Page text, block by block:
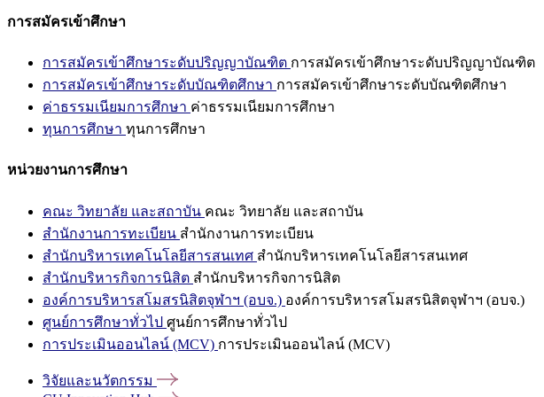
การสมัครเข้าศึกษา
การสมัครเข้าศึกษาระดับปริญญาบัณฑิต การสมัครเข้าศึกษาระดับปริญญาบัณฑิต
การสมัครเข้าศึกษาระดับบัณฑิตศึกษา การสมัครเข้าศึกษาระดับบัณฑิตศึกษา
ค่าธรรมเนียมการศึกษา ค่าธรรมเนียมการศึกษา
ทุนการศึกษา ทุนการศึกษา
หน่วยงานการศึกษา
คณะ วิทยาลัย และสถาบัน คณะ วิทยาลัย และสถาบัน
สำนักงานการทะเบียน สำนักงานการทะเบียน
สำนักบริหารเทคโนโลยีสารสนเทศ สำนักบริหารเทคโนโลยีสารสนเทศ
สำนักบริหารกิจการนิสิต สำนักบริหารกิจการนิสิต
องค์การบริหารสโมสรนิสิตจุฬาฯ (อบจ.) องค์การบริหารสโมสรนิสิตจุฬาฯ (อบจ.)
ศูนย์การศึกษาทั่วไป ศูนย์การศึกษาทั่วไป
การประเมินออนไลน์ (MCV) การประเมินออนไลน์ (MCV)
วิจัยและนวัตกรรม